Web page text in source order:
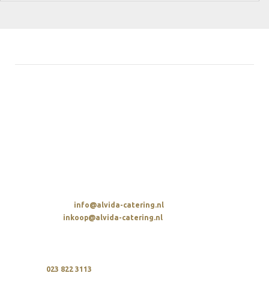
info@alvida-catering.nl
inkoop@alvida-catering.nl
023 822 3113